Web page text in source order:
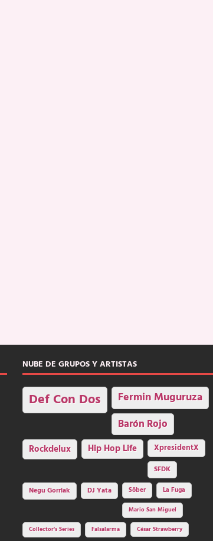
NUBE DE GRUPOS Y ARTISTAS
Def Con Dos Fermin Muguruza
Barón Rojo
Rockdelux Hip Hop Life
XpresidentX
SFDK
Negu Gorriak
DJ Yata Sôber
La Fuga
Mario San Miguel
Collector's Series
Falsalarma César Strawberry